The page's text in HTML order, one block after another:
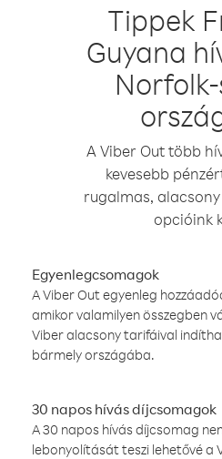
Tippek
Guyana
A Viber Out több
kevesebb
rugalmas,
opcióink
Egyenlegcsomagok
A Viber Out egyenleg
amikor valamilyen összegben
Viber alacsony tarifáival
bármely országába.
30 napos hívás díjcsomagok
A 30 napos hívás díjcsomag
lebonyolítását teszi lehetővé a